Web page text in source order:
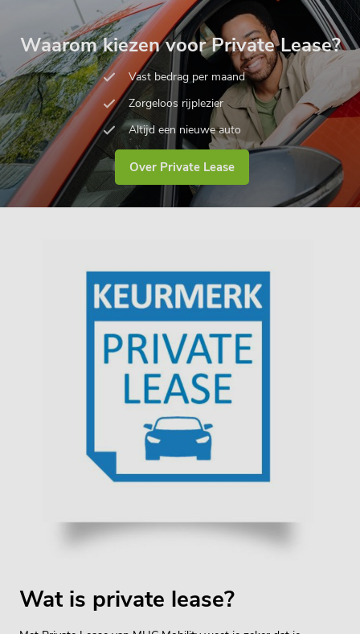
Waarom kiezen voor Private Lease?
Vast bedrag per maand
Zorgeloos rijplezier
Altijd een nieuwe auto
Over Private Lease
Wat is private lease?